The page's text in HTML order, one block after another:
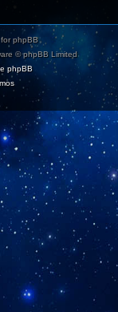
phpBB
© phpBB Limited
phpBB